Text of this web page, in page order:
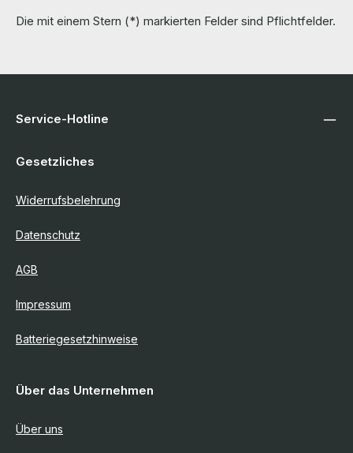
Die mit einem Stern (*) markierten Felder sind Pflichtfelder.
Service-Hotline
Gesetzliches
Widerrufsbelehrung
Datenschutz
AGB
Impressum
Batteriegesetzhinweise
Über das Unternehmen
Über uns